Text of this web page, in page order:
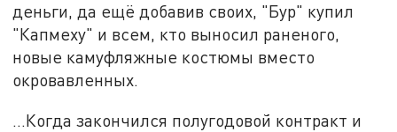
деньги, да ещё добавив своих, "Бур" купил
"Капмеху" и всем, кто выносил раненого,
новые камуфляжные костюмы вместо
окровавленных.
…Когда закончился полугодовой контракт и